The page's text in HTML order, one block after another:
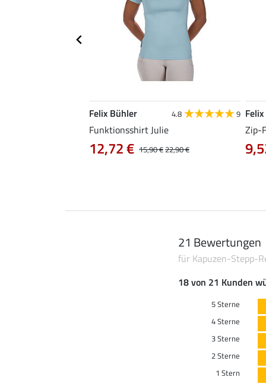
Felix Bühler 4.8 9
Funktionsshirt Julie
15,90 €22,90 €
12,72 €
Zip-
21 Bewertungen
für Kapuzen-Stepp-
18 von 21 Kunden
5 Sterne
4 Sterne
3 Sterne
2 Sterne
1 Stern